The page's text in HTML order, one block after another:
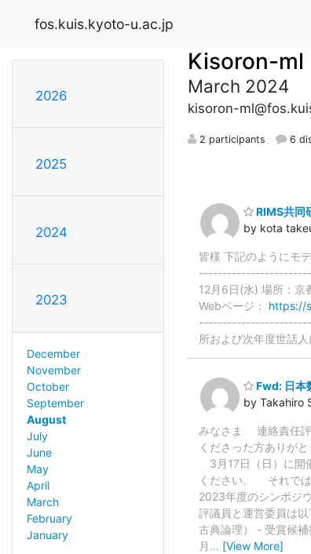
fos.kuis.kyoto-u.ac.jp
2026
2025
2024
2023
December
November
October
September
August
July
June
May
April
March
February
January
Kisoron-ml
March 2024
kisoron-
2 participants 6
RIMS共同
by kota
皆様 下記のように
12月6日(水) 場所：京
Webページ： https://
所および次年度世話
Fwd: 日本
by Takahiro
みなさま 連絡責任評
くださった方ありが
3月17日（日）に開
ください。 それでは
2023年度のシンポジ
評議員と運営委員は
古典論理） - 受賞候
月 … [View More]